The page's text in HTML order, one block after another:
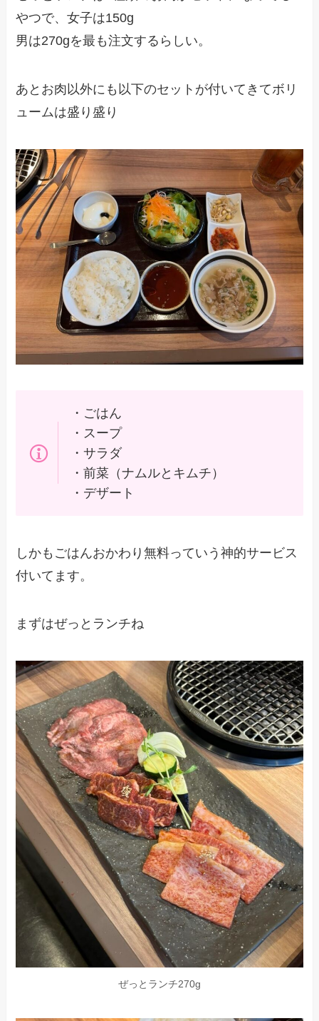
やつで、女子は150g
男は270gを最も注文するらしい。
あとお肉以外にも以下のセットが付いてきてボリ
ュームは盛り盛り
・ごはん
・スープ
・サラダ
・前菜（ナムルとキムチ）
・デザート
しかもごはんおかわり無料っていう神的サービス
付いてます。
まずはぜっとランチね
ぜっとランチ270g